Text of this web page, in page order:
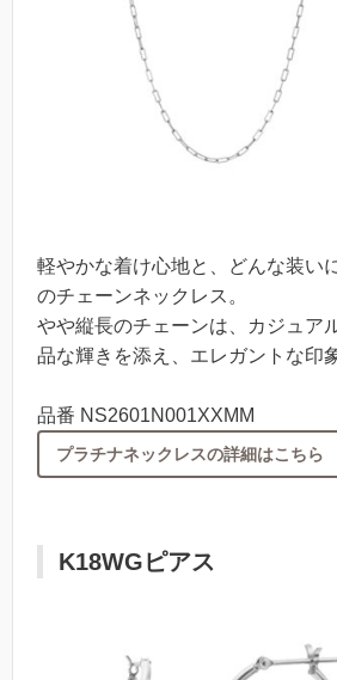
軽やかな着け心地と、どんな装い
のチェーンネックレス。
やや縦長のチェーンは、カジュア
品な輝きを添え、エレガントな印
品番 NS2601N001XXMM
プラチナネックレスの詳細はこちら
K18WGピアス